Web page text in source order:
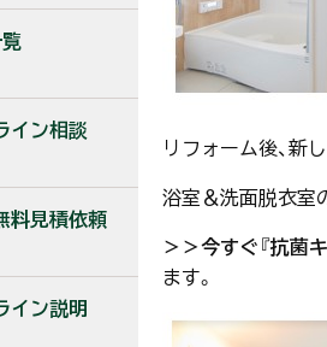
リフォーム後、新
浴室＆洗面脱衣室
＞＞今すぐ『抗
ます。
イン相談
料見積依頼
イン説明